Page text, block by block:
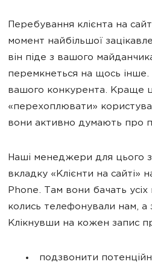
Перебування клієнта на
момент найбільшої
він піде з вашого
перемкнеться на щось
вашого конкурента. Краще
«перехоплювати»
вони активно думають про
Наші менеджери для цього
вкладку «Клієнти на сайті»
Phone. Там вони бачать усіх
колись телефонували нам, а
Клікнувши на кожен запис
подзвонити